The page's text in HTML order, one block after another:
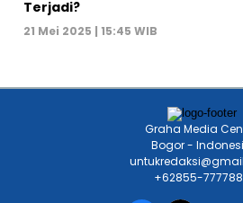
Bogor -
MEDIA
Jawa Barat Jawa